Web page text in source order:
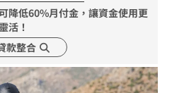
降低60%月付金，讓資金使用更
活！
款整合